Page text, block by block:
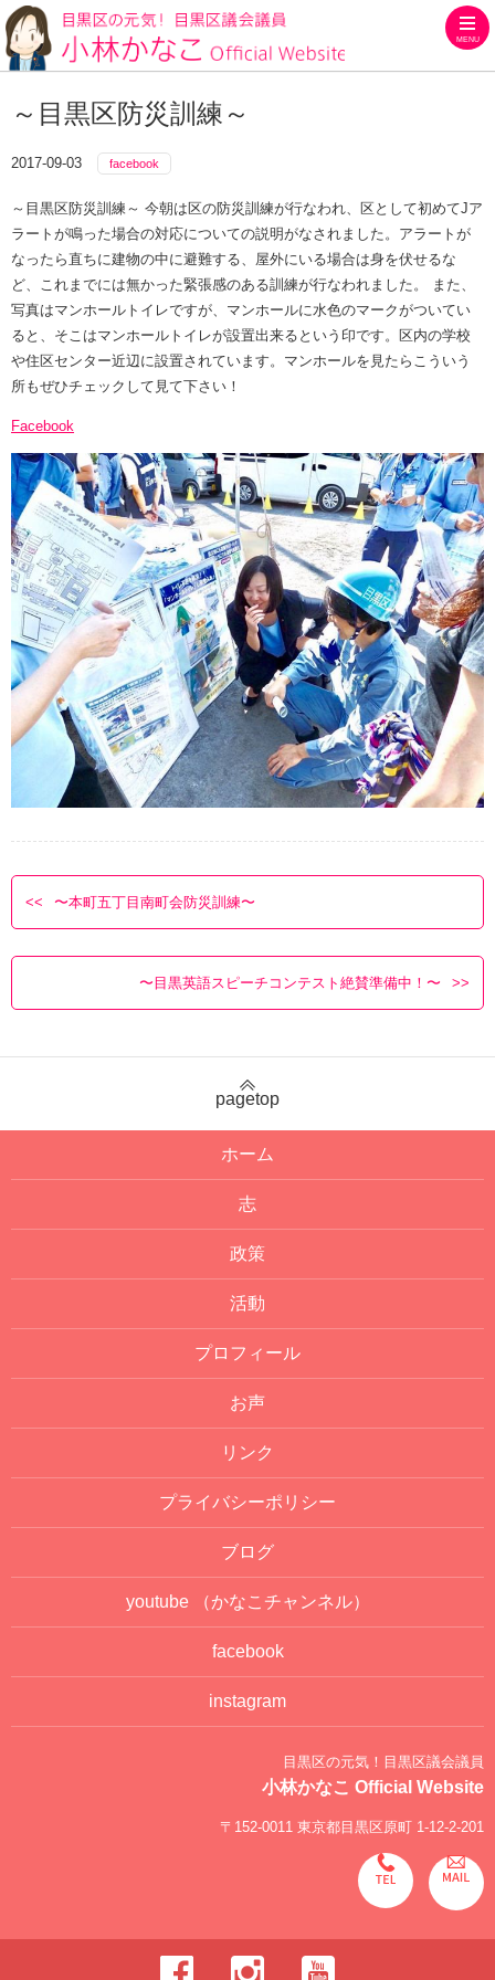
MENU
～目黒区防災訓練～
2017-09-03 facebook
～目黒区防災訓練～ 今朝は区の防災訓練が行なわれ、区として初めてJア
ラートが鳴った場合の対応についての説明がなされました。アラートが
なったら直ちに建物の中に避難する、屋外にいる場合は身を伏せるな
ど、これまでには無かった緊張感のある訓練が行なわれました。 また、
写真はマンホールトイレですが、マンホールに水色のマークがついてい
ると、そこはマンホールトイレが設置出来るという印です。区内の学校
や住区センター近辺に設置されています。マンホールを見たらこういう
所もぜひチェックして見て下さい！
Facebook
〜本町五丁目南町会防災訓練〜
〜目黒英語スピーチコンテスト絶賛準備中！〜
pagetop
ホーム
志
政策
活動
プロフィール
お声
リンク
プライバシーポリシー
ブログ
youtube （かなこチャンネル）
facebook
instagram
目黒区の元気！目黒区議会議員
小林かなこ Official Website
〒152-0011 東京都目黒区原町 1-12-2-201